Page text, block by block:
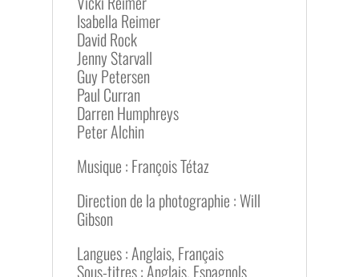
Isabella Reimer
David Rock
Jenny Starvall
Guy Petersen
Paul Curran
Darren Humphreys
Peter Alchin
Musique : François Tétaz
Direction de la photographie : Will
Gibson
Langues : Anglais, Français
Sous-titres : Anglais, Espagnols